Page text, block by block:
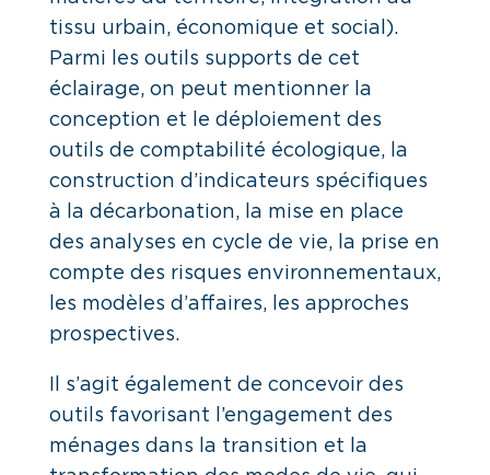
tissu urbain, économique et social).
Parmi les outils supports de cet
éclairage, on peut mentionner la
conception et le déploiement des
outils de comptabilité écologique, la
construction d’indicateurs spécifiques
à la décarbonation, la mise en place
des analyses en cycle de vie, la prise en
compte des risques environnementaux,
les modèles d’affaires, les approches
prospectives.
Il s’agit également de concevoir des
outils favorisant l’engagement des
ménages dans la transition et la